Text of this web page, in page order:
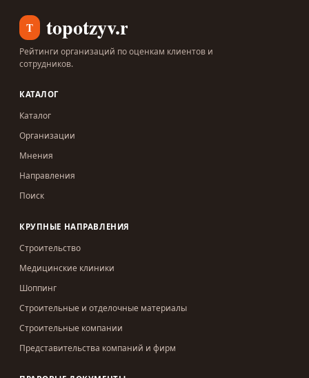
T topotzyv.ru
Рейтинги организаций по оценкам клиентов и
сотрудников.
КАТАЛОГ
Каталог
Организации
Мнения
Направления
Поиск
КРУПНЫЕ НАПРАВЛЕНИЯ
Строительство
Медицинские клиники
Шоппинг
Строительные и отделочные материалы
Строительные компании
Представительства компаний и фирм